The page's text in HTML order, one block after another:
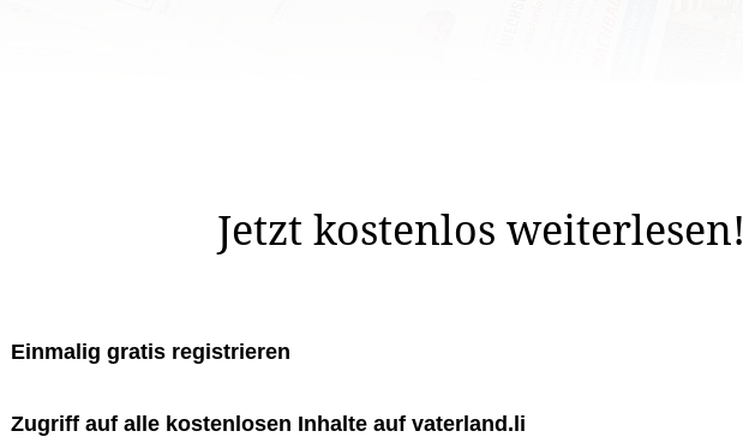
Jetzt kostenlos weiterlesen!
Einmalig gratis registrieren
Zugriff auf alle kostenlosen Inhalte auf vaterland.li